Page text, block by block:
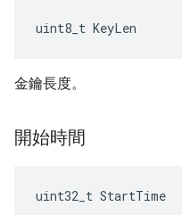
uint8_t KeyLen
金鑰長度。
開始時間
uint32_t StartTime